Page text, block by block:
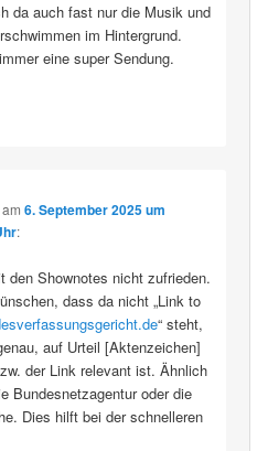
da auch fast nur die Musik und
im Hintergrund.
eine super Sendung.
6. September 2025 um
:
den Shownotes nicht zufrieden.
dass da nicht „Link to
“ steht,
auf Urteil [Aktenzeichen]
der Link relevant ist. Ähnlich
Bundesnetzagentur oder die
Dies hilft bei der schnelleren